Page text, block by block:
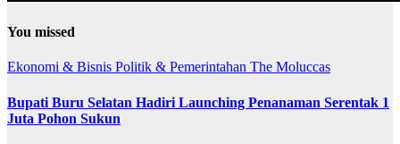
You missed
Ekonomi & Bisnis Politik & Pemerintahan The Moluccas
Bupati Buru Selatan Hadiri Launching Penanaman Serentak 1
Juta Pohon Sukun